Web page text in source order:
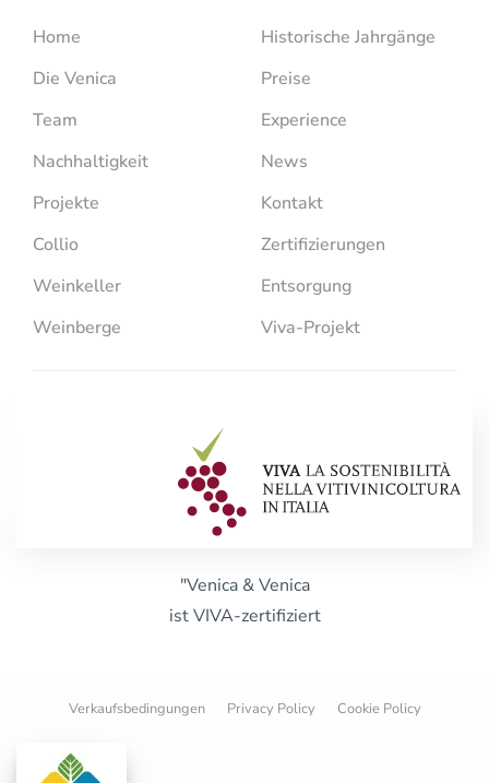
Home
Die Venica
Team
Nachhaltigkeit
Projekte
Collio
Weinkeller
Weinberge
Historische Jahrgänge
Preise
Experience
News
Kontakt
Zertifizierungen
Entsorgung
Viva-Projekt
"Venica & Venica
ist VIVA-zertifiziert
Verkaufsbedingungen Privacy Policy Cookie Policy